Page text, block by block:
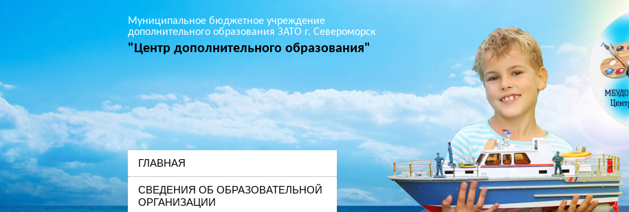
Муниципальное бюджетное учреждение
дополнительного образования ЗАТО г. Североморск
"Центр дополнительного образования"
ГЛАВНАЯ
СВЕДЕНИЯ ОБ ОБРАЗОВАТЕЛЬНОЙ
ОРГАНИЗАЦИИ